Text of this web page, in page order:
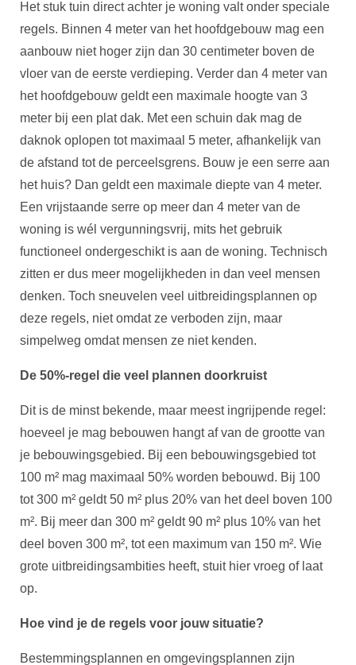
Het stuk tuin direct achter je woning valt onder speciale
regels. Binnen 4 meter van het hoofdgebouw mag een
aanbouw niet hoger zijn dan 30 centimeter boven de
vloer van de eerste verdieping. Verder dan 4 meter van
het hoofdgebouw geldt een maximale hoogte van 3
meter bij een plat dak. Met een schuin dak mag de
daknok oplopen tot maximaal 5 meter, afhankelijk van
de afstand tot de perceelsgrens. Bouw je een serre aan
het huis? Dan geldt een maximale diepte van 4 meter.
Een vrijstaande serre op meer dan 4 meter van de
woning is wél vergunningsvrij, mits het gebruik
functioneel ondergeschikt is aan de woning. Technisch
zitten er dus meer mogelijkheden in dan veel mensen
denken. Toch sneuvelen veel uitbreidingsplannen op
deze regels, niet omdat ze verboden zijn, maar
simpelweg omdat mensen ze niet kenden.
De 50%-regel die veel plannen doorkruist
Dit is de minst bekende, maar meest ingrijpende regel:
hoeveel je mag bebouwen hangt af van de grootte van
je bebouwingsgebied. Bij een bebouwingsgebied tot
100 m² mag maximaal 50% worden bebouwd. Bij 100
tot 300 m² geldt 50 m² plus 20% van het deel boven 100
m². Bij meer dan 300 m² geldt 90 m² plus 10% van het
deel boven 300 m², tot een maximum van 150 m². Wie
grote uitbreidingsambities heeft, stuit hier vroeg of laat
op.
Hoe vind je de regels voor jouw situatie?
Bestemmingsplannen en omgevingsplannen zijn